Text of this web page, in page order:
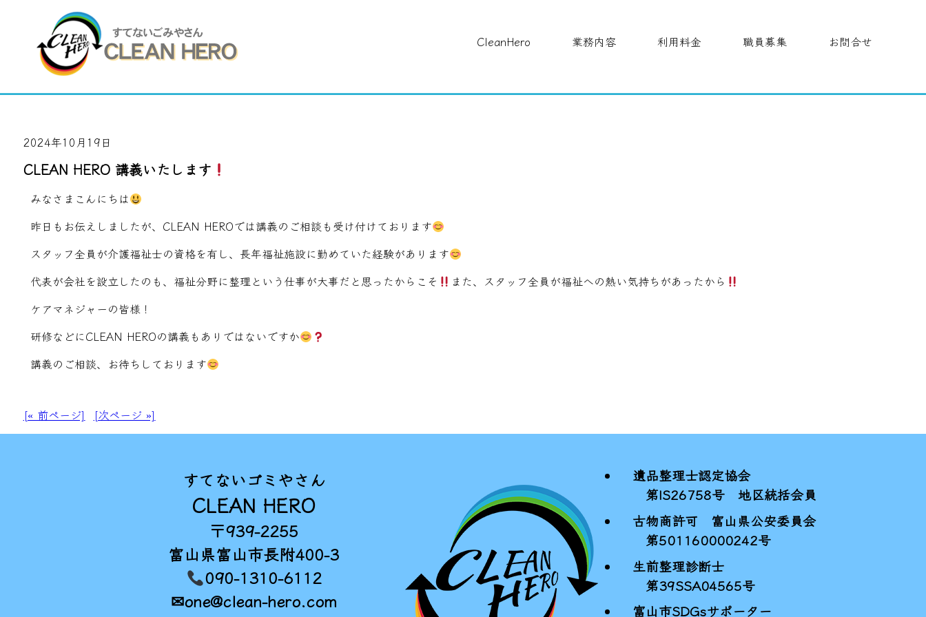
CleanHero 業務内容 利用料金 職員募集 お問合せ
2024年10月19日
CLEAN HERO 講義いたします
みなさまこんにちは
昨日もお伝えしましたが、CLEAN HEROでは講義のご相談も受け付けております
スタッフ全員が介護福祉士の資格を有し、長年福祉施設に勤めていた経験があります
代表が会社を設立したのも、福祉分野に整理という仕事が大事だと思ったからこそ
また、スタッフ全員が福祉への熱い気持ちがあったから
ケアマネジャーの皆様！
研修などにCLEAN HEROの講義もありではないですか
講義のご相談、お待ちしております
[« 前ページ] [次ページ »]
すてないゴミやさん
CLEAN HERO
〒939-2255
富山県富山市長附400-3
090-1310-6112
✉one@clean-hero.com
遺品整理士認定協会
第IS26758号 地区統括会員
古物商許可 富山県公安委員会
第501160000242号
生前整理診断士
第39SSA04565号
富山市SDGsサポーター